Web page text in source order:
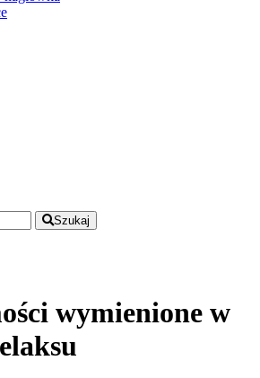
Szukaj
wymienione w